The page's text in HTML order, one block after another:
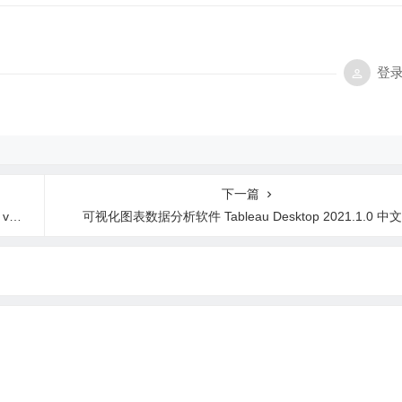
登
下一篇
可视化图表数据分析软件 Tableau Desktop 2021.1.0 中